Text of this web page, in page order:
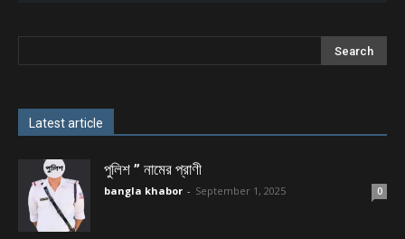
Latest article
পুলিশ ” নামের প্রাণী
bangla khabor - September 1, 2025 0